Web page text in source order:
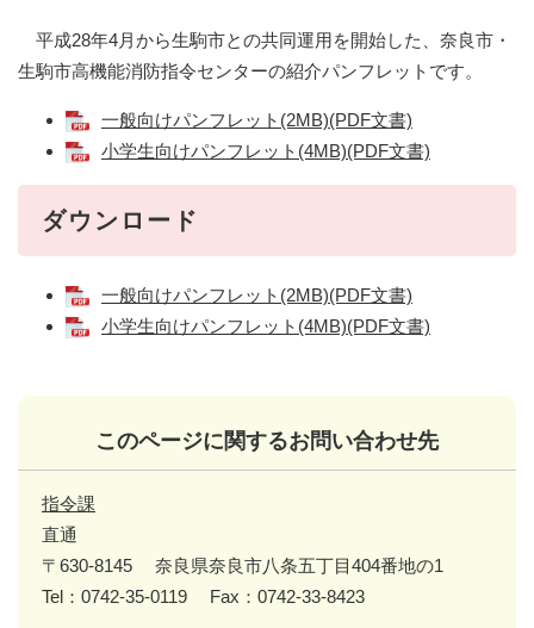
平成28年4月から生駒市との共同運用を開始した、奈良市・
生駒市高機能消防指令センターの紹介パンフレットです。
一般向けパンフレット(2MB)(PDF文書)
小学生向けパンフレット(4MB)(PDF文書)
ダウンロード
一般向けパンフレット(2MB)(PDF文書)
小学生向けパンフレット(4MB)(PDF文書)
このページに関するお問い合わせ先
指令課
直通
〒630-8145
奈良県奈良市八条五丁目404番地の1
Tel：0742-35-0119
Fax：0742-33-8423